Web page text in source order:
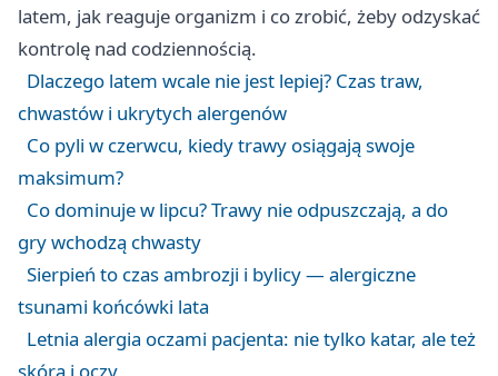
latem, jak reaguje organizm i co zrobić, żeby odzyskać
kontrolę nad codziennością.
Dlaczego latem wcale nie jest lepiej? Czas traw,
chwastów i ukrytych alergenów
Co pyli w czerwcu, kiedy trawy osiągają swoje
maksimum?
Co dominuje w lipcu? Trawy nie odpuszczają, a do
gry wchodzą chwasty
Sierpień to czas ambrozji i bylicy — alergiczne
tsunami końcówki lata
Letnia alergia oczami pacjenta: nie tylko katar, ale też
skóra i oczy